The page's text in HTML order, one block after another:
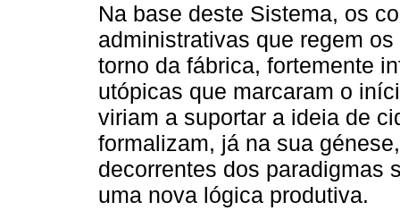
Na base deste Sistema, os
administrativas que regem
torno da fábrica, fortemente
utópicas que marcaram o
viriam a suportar a ideia de
formalizam, já na sua
decorrentes dos paradigmas
uma nova lógica produtiva.